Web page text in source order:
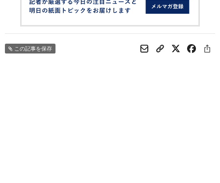
この記事を保存